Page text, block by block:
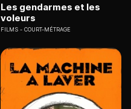
Les gendarmes et les
voleurs
FILMS COURT-MÉTRAGE